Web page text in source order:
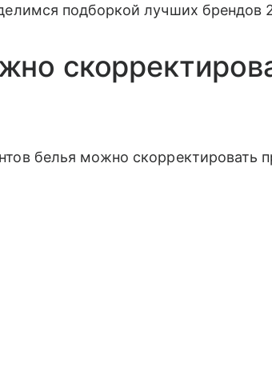
подборкой лучших брендов
белья можно скорректировать